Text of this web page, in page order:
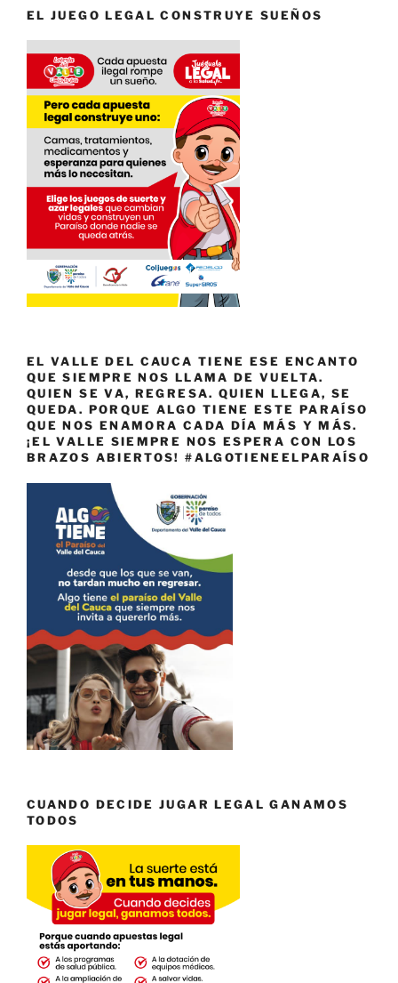
EL JUEGO LEGAL CONSTRUYE SUEÑOS
EL VALLE DEL CAUCA TIENE ESE ENCANTO
QUE SIEMPRE NOS LLAMA DE VUELTA.
QUIEN SE VA, REGRESA. QUIEN LLEGA, SE
QUEDA. PORQUE ALGO TIENE ESTE PARAÍSO
QUE NOS ENAMORA CADA DÍA MÁS Y MÁS.
¡EL VALLE SIEMPRE NOS ESPERA CON LOS
BRAZOS ABIERTOS! #ALGOTIENEELPARAÍSO
CUANDO DECIDE JUGAR LEGAL GANAMOS
TODOS